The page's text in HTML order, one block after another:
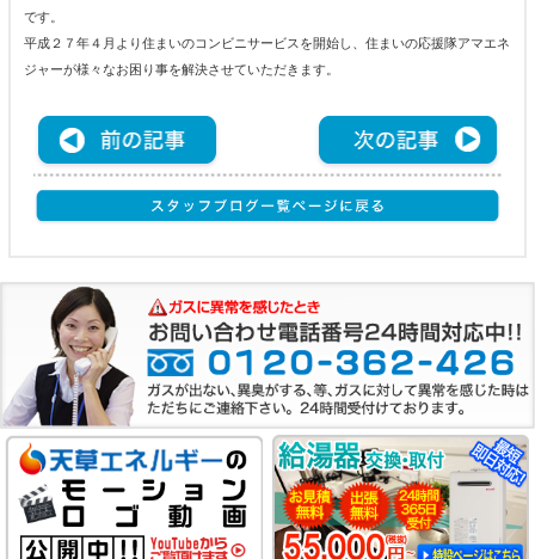
です。
平成２７年４月より住まいのコンビニサービスを開始し、住まいの応援隊アマエネ
ジャーが様々なお困り事を解決させていただきます。